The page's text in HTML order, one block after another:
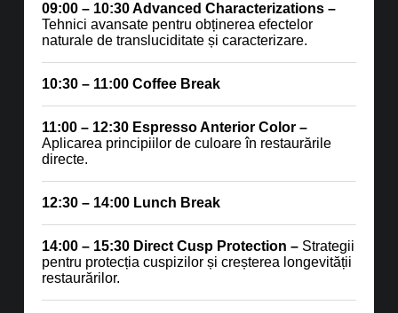
09:00 – 10:30 Advanced Characterizations –
Tehnici avansate pentru obținerea efectelor
naturale de transluciditate și caracterizare.
10:30 – 11:00 Coffee Break
11:00 – 12:30 Espresso Anterior Color –
Aplicarea principiilor de culoare în restaurările
directe.
12:30 – 14:00 Lunch Break
14:00 – 15:30 Direct Cusp Protection – Strategii
pentru protecția cuspizilor și creșterea longevității
restaurărilor.